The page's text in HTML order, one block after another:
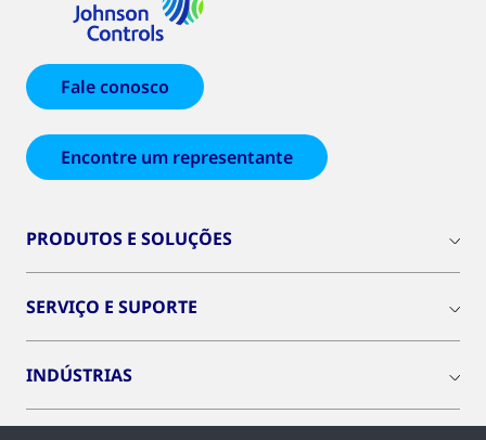
Fale conosco
Encontre um representante
PRODUTOS E SOLUÇÕES
SERVIÇO E SUPORTE
INDÚSTRIAS